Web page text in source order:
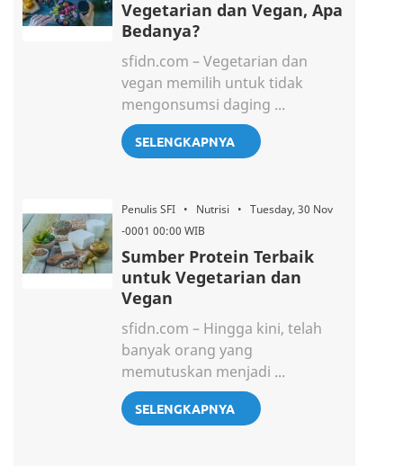
Vegetarian dan Vegan, Apa
Bedanya?
sfidn.com – Vegetarian dan
vegan memilih untuk tidak
mengonsumsi daging ...
SELENGKAPNYA
Penulis SFI • Nutrisi • Tuesday, 30 Nov
-0001 00:00 WIB
Sumber Protein Terbaik
untuk Vegetarian dan
Vegan
sfidn.com – Hingga kini, telah
banyak orang yang
memutuskan menjadi ...
SELENGKAPNYA